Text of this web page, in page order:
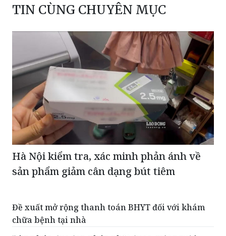
TIN CÙNG CHUYÊN MỤC
sản phẩm giảm cân dạng bút tiêm